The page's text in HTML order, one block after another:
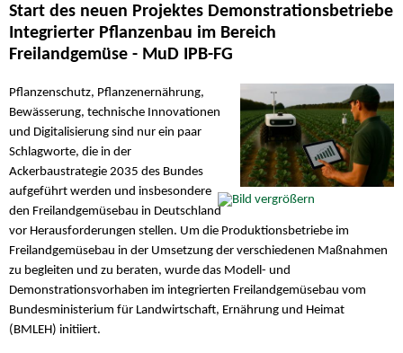
Start des neuen Projektes Demonstrationsbetriebe
Integrierter Pflanzenbau im Bereich
Freilandgemüse - MuD IPB-FG
Pflanzenschutz, Pflanzenernährung,
Bewässerung, technische Innovationen
und Digitalisierung sind nur ein paar
Schlagworte, die in der
Ackerbaustrategie 2035 des Bundes
aufgeführt werden und insbesondere
den Freilandgemüsebau in Deutschland
vor Herausforderungen stellen. Um die Produktionsbetriebe im
Freilandgemüsebau in der Umsetzung der verschiedenen Maßnahmen
zu begleiten und zu beraten, wurde das Modell- und
Demonstrationsvorhaben im integrierten Freilandgemüsebau vom
Bundesministerium für Landwirtschaft, Ernährung und Heimat
(BMLEH) initiiert.